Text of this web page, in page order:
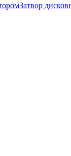
Затвор